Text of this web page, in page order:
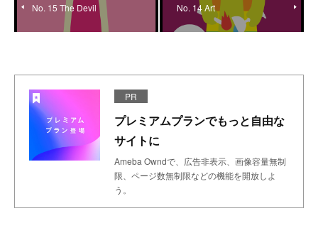
No. 15 The Devil No. 14 Art
PR
プレミアムプランでもっと自由な
サイトに
Ameba Owndで、広告非表示、画像容量無制
限、ページ数無制限などの機能を開放しよ
う。